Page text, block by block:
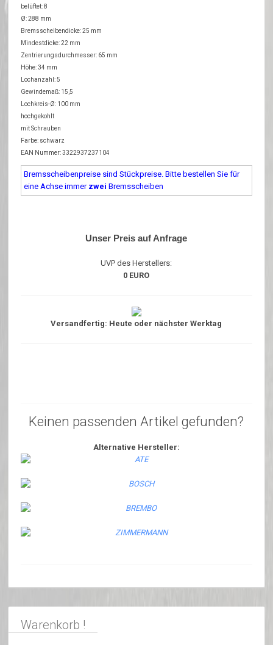
belüftet: 8
Ø: 288 mm
Bremsscheibendicke: 25 mm
Mindestdicke: 22 mm
Zentrierungsdurchmesser: 65 mm
Höhe: 34 mm
Lochanzahl: 5
Gewindemaß: 15,5
Lochkreis-Ø: 100 mm
hochgekohlt
mit Schrauben
Farbe: schwarz
EAN Nummer: 3322937237104
Bremsscheibenpreise sind Stückpreise. Bitte bestellen Sie für
eine Achse immer zwei Bremsscheiben
Unser Preis auf Anfrage
UVP des Herstellers:
0 EURO
Versandfertig: Heute oder nächster Werktag
Keinen passenden Artikel gefunden?
Alternative Hersteller:
Warenkorb !